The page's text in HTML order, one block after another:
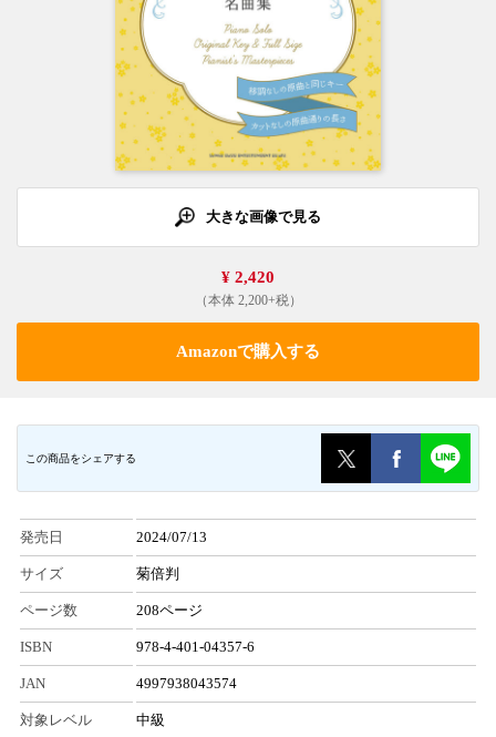
大きな画像で見る
¥ 2,420
（本体 2,200+税）
Amazonで購入する
この商品をシェアする
発売日 2024/07/13
サイズ 菊倍判
ページ数 208ページ
ISBN 978-4-401-04357-6
JAN 4997938043574
対象レベル 中級